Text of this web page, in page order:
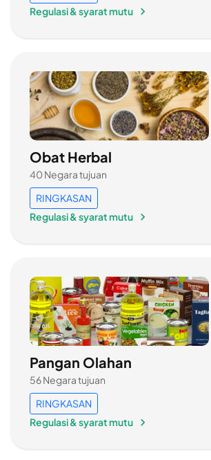
Regulasi & syarat mutu
Obat Herbal
40 Negara tujuan
RINGKASAN
Regulasi & syarat mutu
Pangan Olahan
56 Negara tujuan
RINGKASAN
Regulasi & syarat mutu